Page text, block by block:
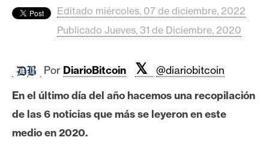
o
c
d
o
s
Editado miércoles, 07 de diciembre, 2022
Publicado Jueves, 31 de Diciembre, 2020
Por DiarioBitcoin 𝕏
@diariobitcoin
En el último día del año hacemos una recopilación
de las 6 noticias que más se leyeron en este
medio en 2020.